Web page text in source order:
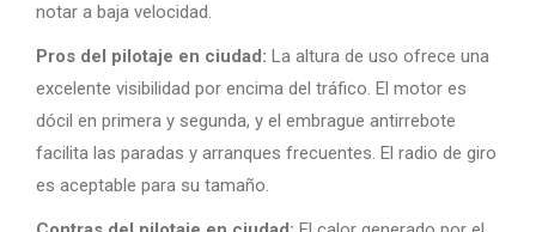
notar a baja velocidad.
Pros del pilotaje en ciudad: La altura de uso ofrece una
excelente visibilidad por encima del tráfico. El motor es
dócil en primera y segunda, y el embrague antirrebote
facilita las paradas y arranques frecuentes. El radio de giro
es aceptable para su tamaño.